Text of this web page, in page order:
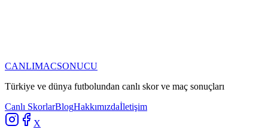
CANLIMACSONUCU
Türkiye ve dünya futbolundan canlı skor ve maç sonuçları
Canlı SkorlarBlogHakkımızdaİletişim
X